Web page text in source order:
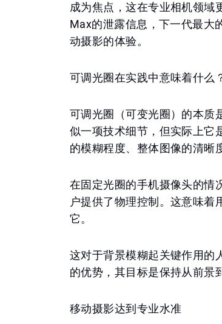
成为焦点，这在专业相机领域
Max的泄露信息，下一代最大
动摄影的体验。
可调光圈在实践中意味着什么
可调光圈（可变光圈）的本质
似一项技术细节，但实际上它
的模糊程度、整体图像的清晰
在固定光圈的手机摄像头的情
户提供了物理控制。这意味着
它。
这对于背景模糊起关键作用的
的优势，其目标是保持从前景
移动摄影达到专业水准